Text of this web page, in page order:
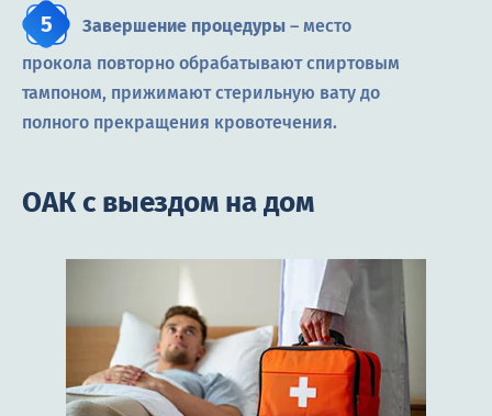
Завершение процедуры – место
прокола повторно обрабатывают спиртовым
тампоном, прижимают стерильную вату до
полного прекращения кровотечения.
ОАК с выездом на дом